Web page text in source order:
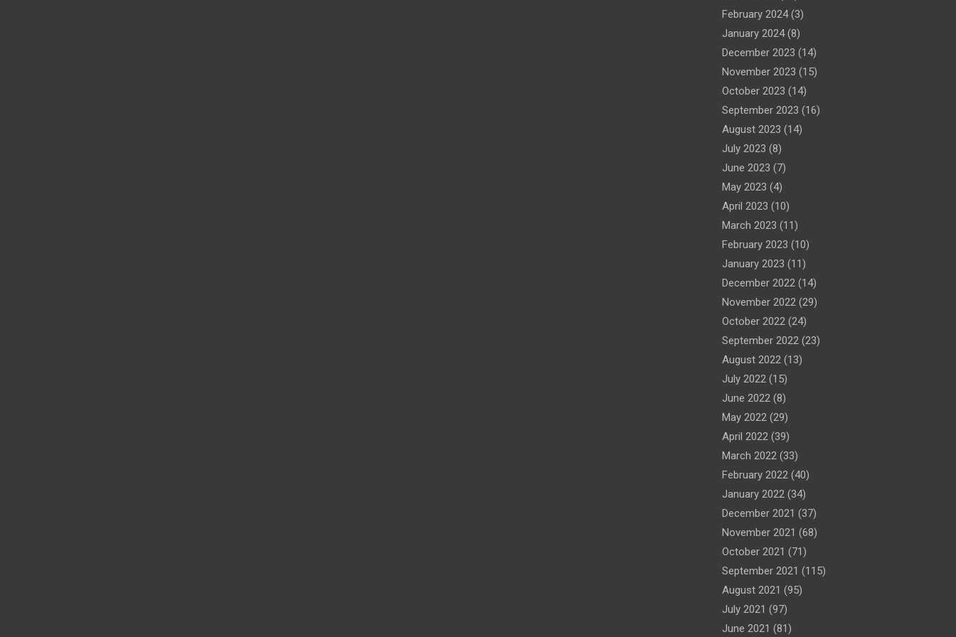
February 2024(3)
January 2024(8)
December 2023 (14)
November 2023 (15)
October 2023 (14)
September 2023 (16)
August 2023 (14)
July 2023 (8)
June 2023 (7)
May 2023 (4)
April 2023 (10)
March 2023 (11)
February 2023 (10)
January 2023 (11)
December 2022(14)
November 2022(29)
October 2022(24)
September 2022(23)
August 2022(13)
July 2022(15)
June 2022(8)
May 2022(29)
April 2022(39)
March 2022(33)
February 2022(40)
January 2022(34)
December 2021 (37)
November 2021 (68)
October 2021 (71)
September 2021 (115)
August 2021 (95)
July 2021 (97)
June 2021 (81)